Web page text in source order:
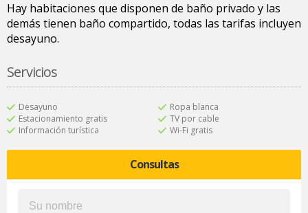
Hay habitaciones que disponen de baño privado y las
demás tienen baño compartido, todas las tarifas incluyen
desayuno.
Servicios
Desayuno
Estacionamiento gratis
Información turística
Ropa blanca
TV por cable
Wi-Fi gratis
Consultas